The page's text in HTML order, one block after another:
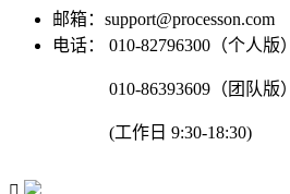
邮箱：support@processon.com
电话：
010-82796300（个人版）
010-86393609（团队版）
(工作日 9:30-18:30)